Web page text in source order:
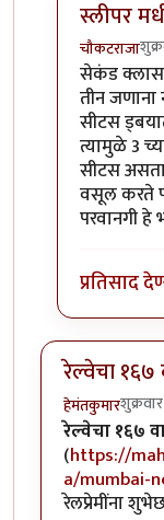
स्लीपर
चौकटराजा
In reply to
सेकंड क्लास
तीन
सीटस
त्यामुळे 3
सीटस
वसूल करते
परवानगी हे
प्रतिसाद
रेल्वेचा १६७
हेमंतकुमार
रेल्वेचा १६७
(https://
a/mumbai-
रेलप्रेमींना